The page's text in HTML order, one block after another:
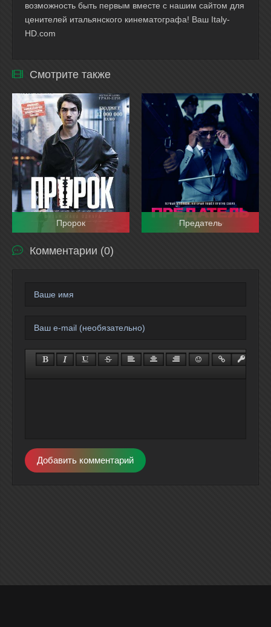
возможность быть первым вместе с нашим сайтом для
ценителей итальянского кинематографа! Ваш Italy-
HD.com
Смотрите также
Пророк Предатель
Комментарии (0)
Добавить комментарий